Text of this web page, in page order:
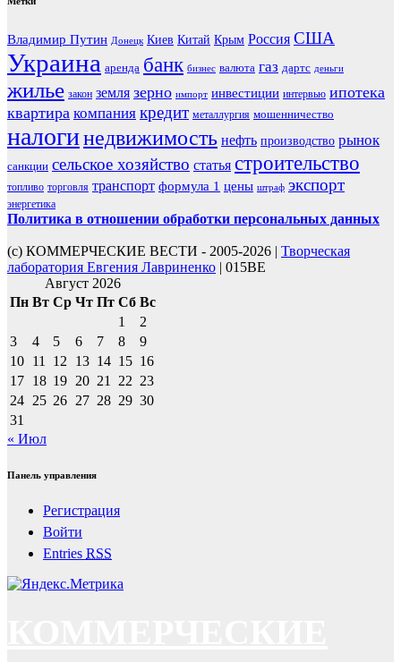
Владимир Путин Донецк Киев Китай Крым Россия США
Украина аренда банк бизнес валюта газ дартс деньги
жилье закон земля зерно импорт инвестиции интервью ипотека
квартира компания кредит металлургия мошенничество
налогинедвижимость нефть производство рынок
санкции сельское хозяйство статья строительство
топливо торговля транспорт формула 1 цены штраф экспорт
энергетика
Политика в отношении обработки персональных данных
(с) КОММЕРЧЕСКИЕ ВЕСТИ - 2005-2026 | Творческая
лаборатория Евгения Лавриненко | 015BE
Август 2026
Пн Вт Ср Чт Пт Сб Вс
1
2
3
4 5 6 7 8
9
10 11 12 13 14 15 16
17 18 19 20 21 22 23
24 25 26 27 28 29 30
31
« Июл
Панель управления
Регистрация
Войти
Entries RSS